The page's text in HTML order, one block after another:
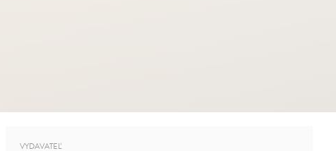
VYDAVATEĽ